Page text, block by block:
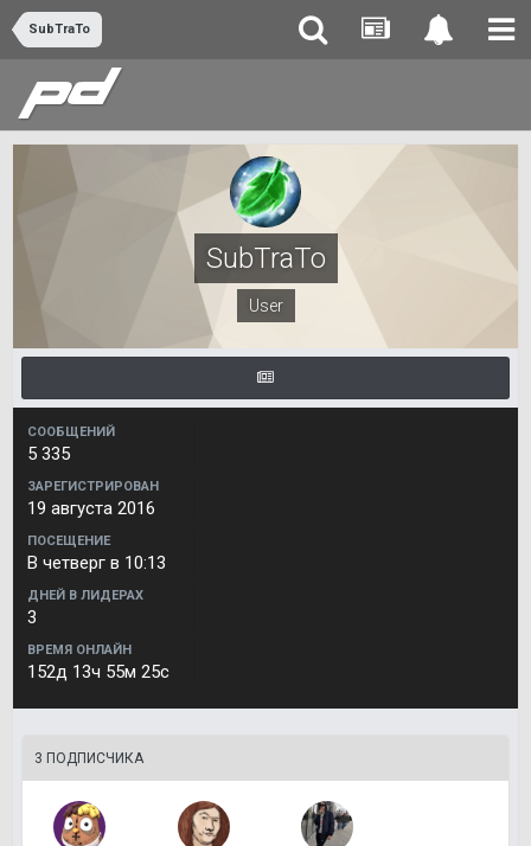
SubTraTo
SubTraTo
User
СООБЩЕНИЙ
5 335
ЗАРЕГИСТРИРОВАН
19 августа 2016
ПОСЕЩЕНИЕ
В четверг в 10:13
ДНЕЙ В ЛИДЕРАХ
3
ВРЕМЯ ОНЛАЙН
152д 13ч 55м 25с
3 ПОДПИСЧИКА